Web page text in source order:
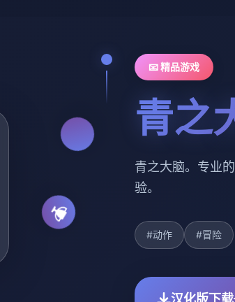
📧 精品游戏
青之
青之大脑。专业
验。
#动作 #冒险
汉化版下载